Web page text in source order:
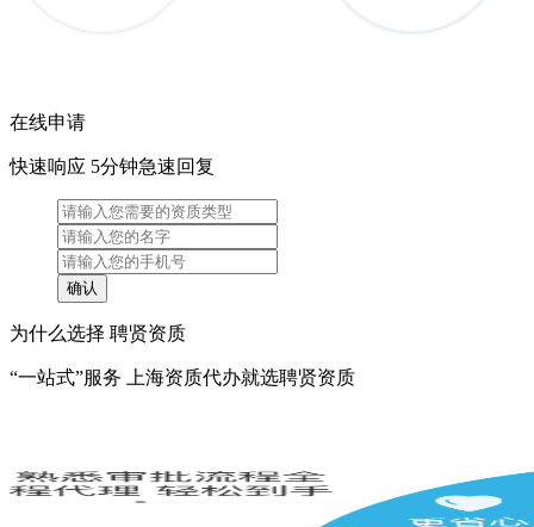
在线申请
快速响应 5分钟急速回复
为什么选择 聘贤资质
“一站式”服务 上海资质代办就选聘贤资质